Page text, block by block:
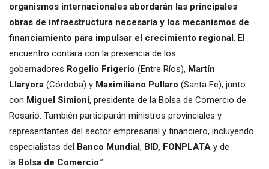
organismos internacionales abordarán las principales
obras de infraestructura necesaria y los mecanismos de
financiamiento para impulsar el crecimiento regional. El
encuentro contará con la presencia de los
gobernadores Rogelio Frigerio (Entre Ríos), Martín
Llaryora (Córdoba) y Maximiliano Pullaro (Santa Fe), junto
con Miguel Simioni, presidente de la Bolsa de Comercio de
Rosario. También participarán ministros provinciales y
representantes del sector empresarial y financiero, incluyendo
especialistas del Banco Mundial, BID, FONPLATA y de
la Bolsa de Comercio.”